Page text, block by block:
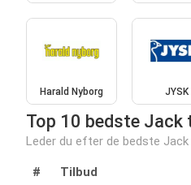
Harald Nyborg JYSK
Top 10 bedste Jack
Leder du efter de bedste
# Tilbud